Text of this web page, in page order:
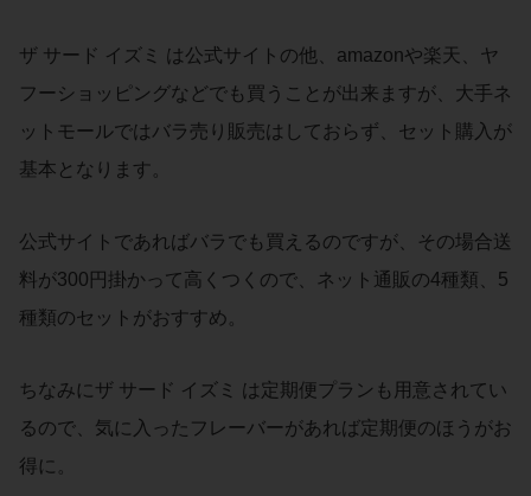
ザ サード イズミ は公式サイトの他、amazonや楽天、ヤ
フーショッピングなどでも買うことが出来ますが、大手ネ
ットモールではバラ売り販売はしておらず、セット購入が
基本となります。
公式サイトであればバラでも買えるのですが、その場合送
料が300円掛かって高くつくので、ネット通販の4種類、5
種類のセットがおすすめ。
ちなみにザ サード イズミ は定期便プランも用意されてい
るので、気に入ったフレーバーがあれば定期便のほうがお
得に。